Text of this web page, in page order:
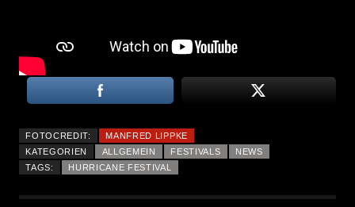
FOTOCREDIT:
MANFRED LIPPKE
KATEGORIEN
ALLGEMEIN FESTIVALS
NEWS
TAGS:
HURRICANE FESTIVAL